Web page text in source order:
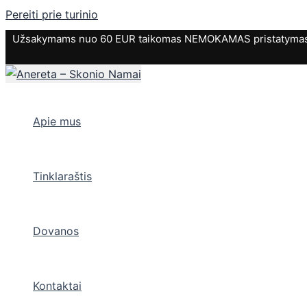
Pereiti prie turinio
Užsakymams nuo 60 EUR taikomas NEMOKAMAS
Apie mus
Tinklaraštis
Dovanos
Kontaktai